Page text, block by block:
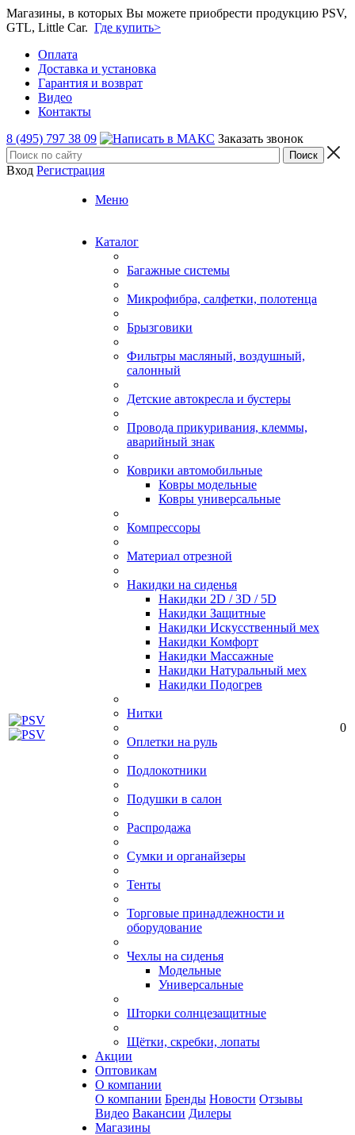
Магазины, в которых Вы можете приобрести продукцию PSV,
GTL, Little Car. Где купить>
Оплата
Доставка и установка
Гарантия и возврат
Видео
Контакты
8 (495) 797 38 09
Заказать звонок
Вход Регистрация
Меню
Каталог
Багажные системы
Микрофибра, салфетки, полотенца
Брызговики
Фильтры масляный, воздушный,
салонный
Детские автокресла и бустеры
Провода прикуривания, клеммы,
аварийный знак
Коврики автомобильные
Ковры модельные
Ковры универсальные
Компрессоры
Материал отрезной
Накидки на сиденья
Накидки 2D / 3D / 5D
Накидки Защитные
Накидки Искусственный мех
Накидки Комфорт
Накидки Массажные
Накидки Натуральный мех
Накидки Подогрев
Нитки
Оплетки на руль
Подлокотники
Подушки в салон
Распродажа
Сумки и органайзеры
Тенты
Торговые принадлежности и
оборудование
Чехлы на сиденья
Модельные
Универсальные
Шторки солнцезащитные
Щётки, скребки, лопаты
Акции
Оптовикам
О компании
О компании Бренды Новости Отзывы
Видео Вакансии Дилеры
Магазины
0